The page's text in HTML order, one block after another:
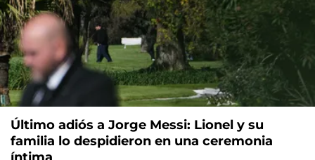
Último adiós a Jorge Messi: Lionel y su
familia lo despidieron en una ceremonia